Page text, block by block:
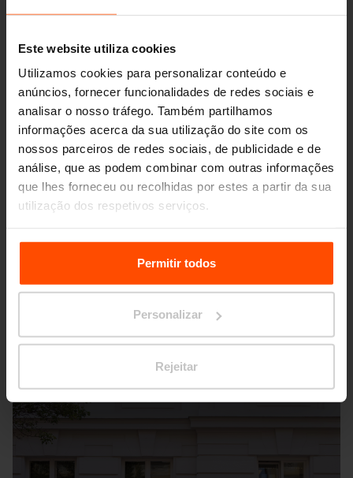
Este website utiliza cookies
Utilizamos cookies para personalizar conteúdo e
anúncios, fornecer funcionalidades de redes sociais e
analisar o nosso tráfego. Também partilhamos
informações acerca da sua utilização do site com os
nossos parceiros de redes sociais, de publicidade e de
análise, que as podem combinar com outras informações
que lhes forneceu ou recolhidas por estes a partir da sua
utilização dos respetivos serviços.
Para mais informações, por favor visitePrinciples
Relating to the Processing Personal Data.
Permitir todos
Personalizar
Rejeitar
Wien – Kandlgasse